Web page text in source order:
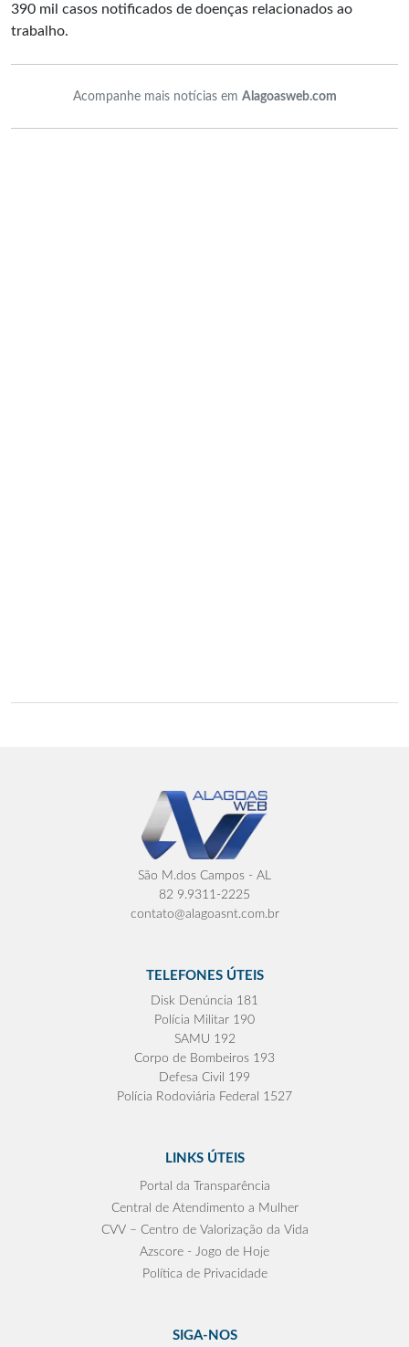
390 mil casos notificados de doenças relacionados ao
trabalho.
Acompanhe mais notícias em Alagoasweb.com
São M.dos Campos - AL
82 9.9311-2225
contato@alagoasnt.com.br
TELEFONES ÚTEIS
Disk Denúncia 181
Polícia Militar 190
SAMU 192
Corpo de Bombeiros 193
Defesa Civil 199
Polícia Rodoviária Federal 1527
LINKS ÚTEIS
Portal da Transparência
Central de Atendimento a Mulher
CVV – Centro de Valorização da Vida
Azscore - Jogo de Hoje
Política de Privacidade
SIGA-NOS